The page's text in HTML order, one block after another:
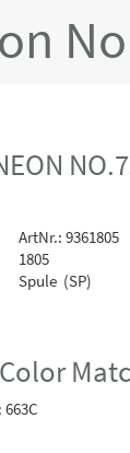
ArtNr.: 9361805
1805
Spule (SP)
Color
663C